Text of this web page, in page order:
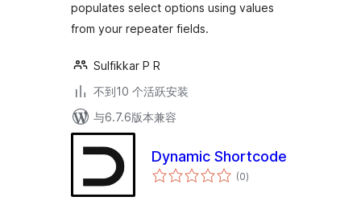
populates select options using values
from your repeater fields.
Sulfikkar P R
不到10 个活跃安装
与6.7.6版本兼容
Dynamic Shortcode
(0总
评)